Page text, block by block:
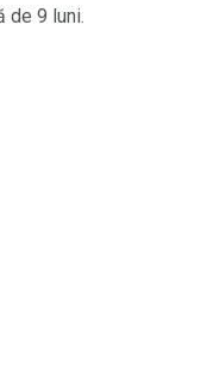
de 9 luni.